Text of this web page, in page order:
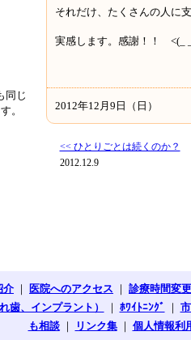
同じ
。
それだけ、たくさんの人に
実感します。感謝！！ <(_
2012年12月9日（日）
<< ひとりごとは続くのか？
2012.12.9
介 ｜ 医院へのアクセス ｜ 診療時間変
歯、インプラント）
｜ ﾎﾜｲﾄﾆﾝｸﾞ ｜
も相談｜ リンク集｜ 個人情報利